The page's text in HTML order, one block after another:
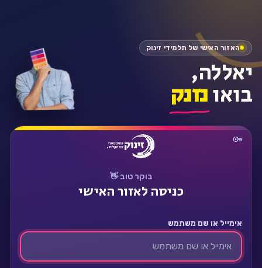
בוקר טוב 👋
כניסה לאזור האישי
אימייל או שם משתמש
האזור האישי של תלמידי זינוק
יאללה,
בואונזנק